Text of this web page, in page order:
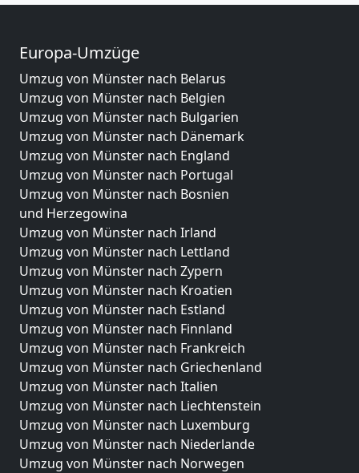
Europa-Umzüge
Umzug von Münster nach Belarus
Umzug von Münster nach Belgien
Umzug von Münster nach Bulgarien
Umzug von Münster nach Dänemark
Umzug von Münster nach England
Umzug von Münster nach Portugal
Umzug von Münster nach Bosnien
und Herzegowina
Umzug von Münster nach Irland
Umzug von Münster nach Lettland
Umzug von Münster nach Zypern
Umzug von Münster nach Kroatien
Umzug von Münster nach Estland
Umzug von Münster nach Finnland
Umzug von Münster nach Frankreich
Umzug von Münster nach Griechenland
Umzug von Münster nach Italien
Umzug von Münster nach Liechtenstein
Umzug von Münster nach Luxemburg
Umzug von Münster nach Niederlande
Umzug von Münster nach Norwegen